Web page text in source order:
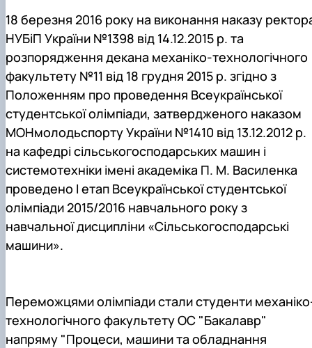
18 березня 2016 року на виконання наказу
НУБіП України №1398 від 14.12.2015 р. та
розпорядження декана механіко-технологічного
факультету №11 від 18 грудня 2015 р. згідно з
Положенням про проведення Всеукраїнської
студентської олімпіади, затвердженого наказом
МОНмолодьспорту України №1410 від 13.12.2012 р.
на кафедрі сільськогосподарських машин і
системотехніки імені академіка П. М. Василенка
проведено І етап Всеукраїнської студентської
олімпіади 2015/2016 навчального року з
навчальної дисципліни «Сільськогосподарські
машини».
Переможцями олімпіади стали студенти
технологічного факультету ОС "Бакалавр"
напряму "Процеси, машини та обладнання